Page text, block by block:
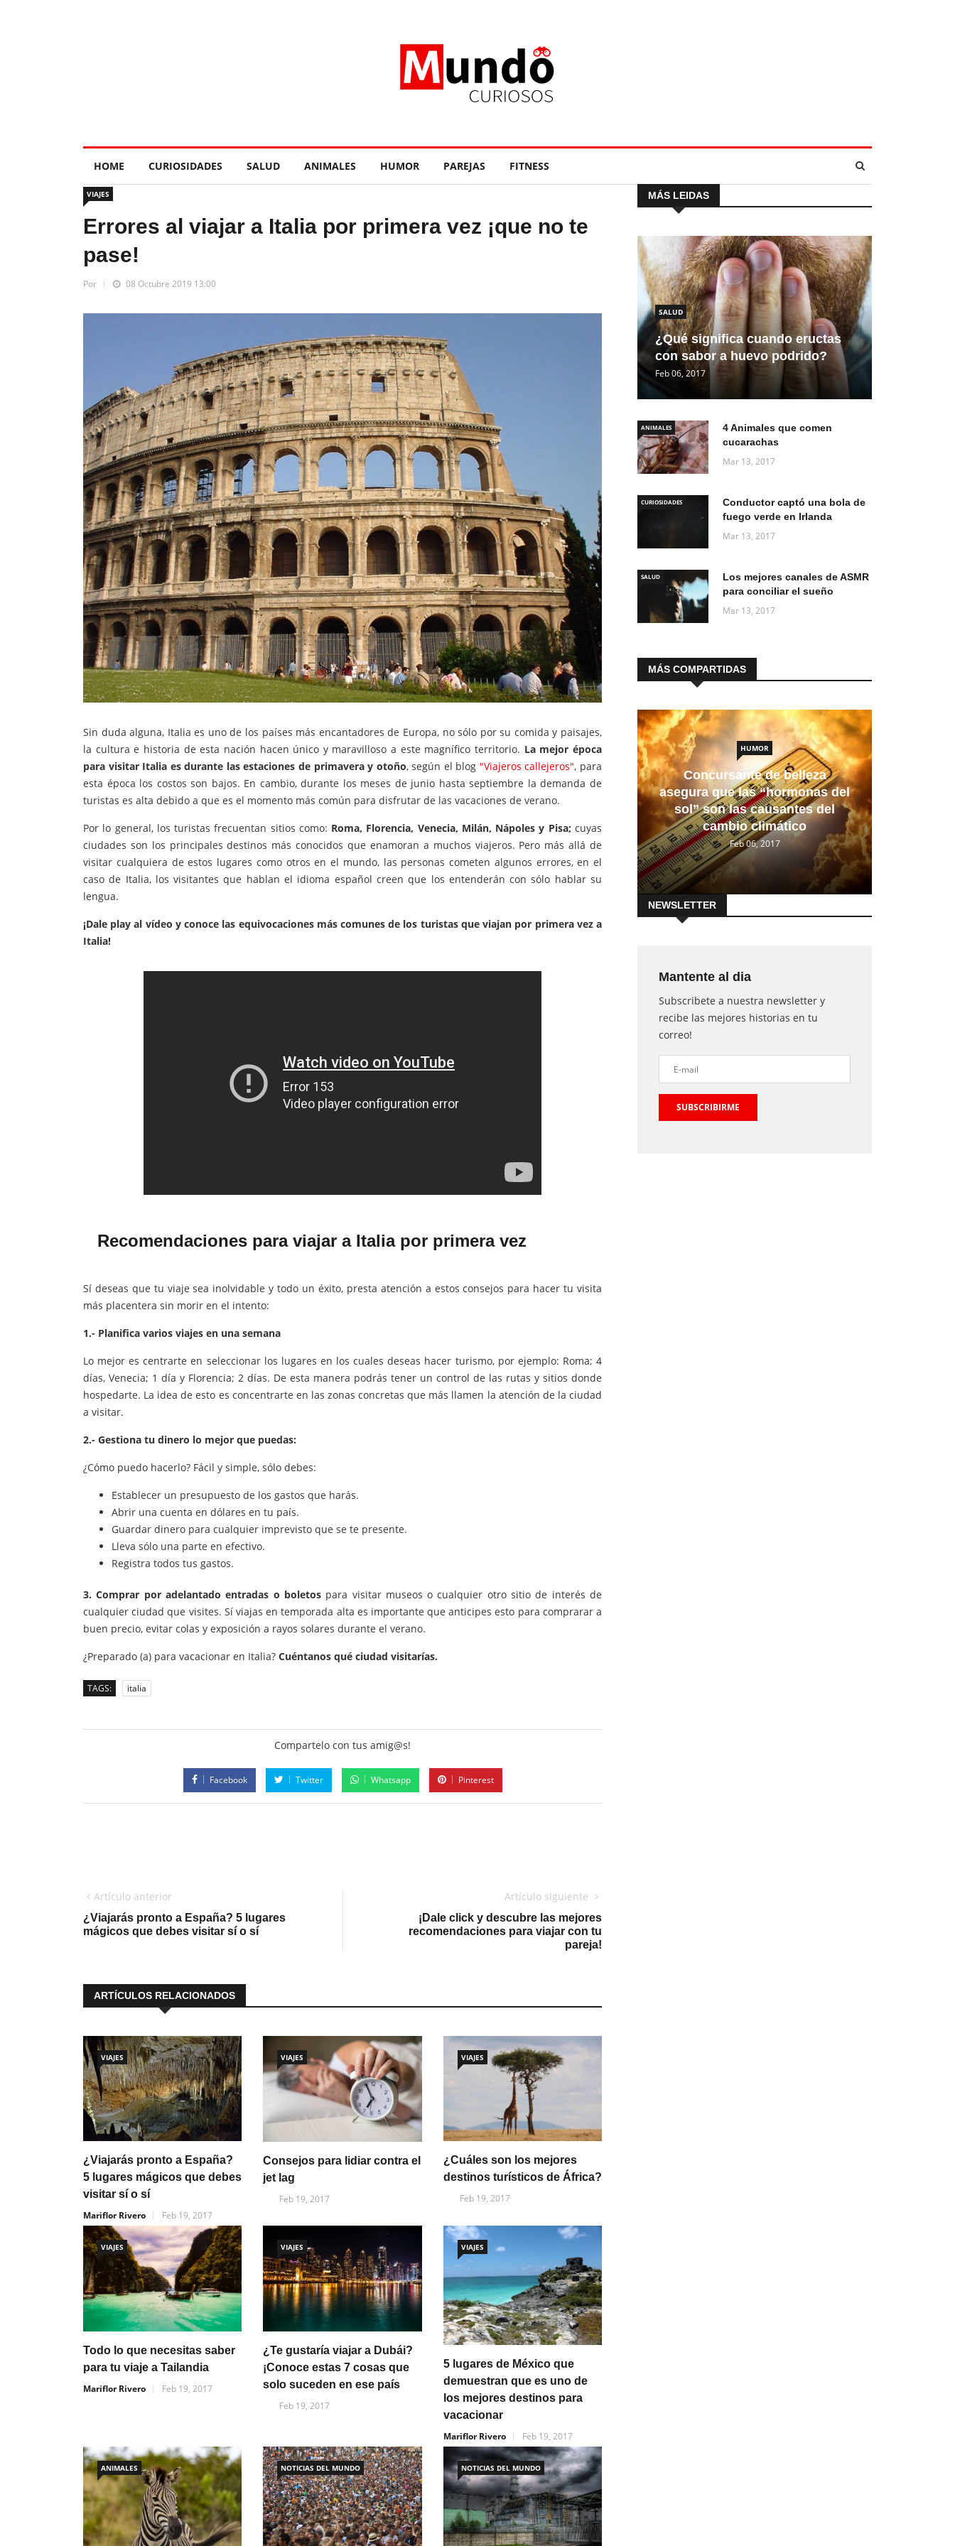
HOME CURIOSIDADES SALUD ANIMALES HUMOR PAREJAS FITNESS
VIAJES
Errores al viajar a Italia por primera vez ¡que no te
pase!
Por 08 Octubre 2019 13:00
Sin duda alguna, Italia es uno de los países más encantadores de Europa, no sólo por su comida y paisajes,
la cultura e historia de esta nación hacen único y maravilloso a este magnífico territorio. La mejor época
para visitar Italia es durante las estaciones de primavera y otoño, según el blog "Viajeros callejeros", para
esta época los costos son bajos. En cambio, durante los meses de junio hasta septiembre la demanda de
turistas es alta debido a que es el momento más común para disfrutar de las vacaciones de verano.
Por lo general, los turistas frecuentan sitios como: Roma, Florencia, Venecia, Milán, Nápoles y Pisa; cuyas
ciudades son los principales destinos más conocidos que enamoran a muchos viajeros. Pero más allá de
visitar cualquiera de estos lugares como otros en el mundo, las personas cometen algunos errores, en el
caso de Italia, los visitantes que hablan el idioma español creen que los entenderán con sólo hablar su
lengua.
¡Dale play al vídeo y conoce las equivocaciones más comunes de los turistas que viajan por primera vez a
Italia!
Recomendaciones para viajar a Italia por primera vez
Sí deseas que tu viaje sea inolvidable y todo un éxito, presta atención a estos consejos para hacer tu visita
más placentera sin morir en el intento:
1.- Planifica varios viajes en una semana
Lo mejor es centrarte en seleccionar los lugares en los cuales deseas hacer turismo, por ejemplo: Roma; 4
días, Venecia; 1 día y Florencia; 2 días. De esta manera podrás tener un control de las rutas y sitios donde
hospedarte. La idea de esto es concentrarte en las zonas concretas que más llamen la atención de la ciudad
a visitar.
2.- Gestiona tu dinero lo mejor que puedas:
¿Cómo puedo hacerlo? Fácil y simple, sólo debes:
Establecer un presupuesto de los gastos que harás.
Abrir una cuenta en dólares en tu país.
Guardar dinero para cualquier imprevisto que se te presente.
Lleva sólo una parte en efectivo.
Registra todos tus gastos.
3. Comprar por adelantado entradas o boletos para visitar museos o cualquier otro sitio de interés de
cualquier ciudad que visites. Sí viajas en temporada alta es importante que anticipes esto para comprarar a
buen precio, evitar colas y exposición a rayos solares durante el verano.
¿Preparado (a) para vacacionar en Italia? Cuéntanos qué ciudad visitarías.
TAGS: italia
Compartelo con tus amig@s!
Facebook Twitter Whatsapp Pinterest
Artículo anterior
¿Viajarás pronto a España? 5 lugares
mágicos que debes visitar sí o sí
Artículo siguiente
¡Dale click y descubre las mejores
recomendaciones para viajar con tu
pareja!
ARTÍCULOS RELACIONADOS
VIAJES
¿Viajarás pronto a España?
5 lugares mágicos que debes
visitar sí o sí
Mariflor Rivero
Feb 19, 2017
VIAJES
Consejos para lidiar contra el
jet lag
Feb 19, 2017
VIAJES
¿Cuáles son los mejores
destinos turísticos de África?
Feb 19, 2017
VIAJES
Todo lo que necesitas saber
para tu viaje a Tailandia
Mariflor Rivero
Feb 19, 2017
VIAJES
¿Te gustaría viajar a Dubái?
¡Conoce estas 7 cosas que
solo suceden en ese país
Feb 19, 2017
VIAJES
5 lugares de México que
demuestran que es uno de
los mejores destinos para
vacacionar
Mariflor Rivero
Feb 19, 2017
ANIMALES NOTICIAS DEL MUNDO NOTICIAS DEL MUNDO
MÁS LEIDAS
SALUD
¿Qué significa cuando eructas
con sabor a huevo podrido?
Feb 06, 2017
ANIMALES
4 Animales que comen
cucarachas
Mar 13, 2017
CURIOSIDADES
Conductor captó una bola de
fuego verde en Irlanda
Mar 13, 2017
SALUD
Los mejores canales de ASMR
para conciliar el sueño
Mar 13, 2017
MÁS COMPARTIDAS
HUMOR
Concursante de belleza
asegura que las “hormonas del
sol” son las causantes del
cambio climático
Feb 06, 2017
NEWSLETTER
Mantente al dia
Subscribete a nuestra newsletter y
recibe las mejores historias en tu
correo!
SUBSCRIBIRME